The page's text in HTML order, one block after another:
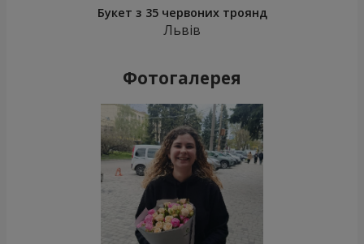
Букет з 35 червоних троянд
Львів
Фотогалерея